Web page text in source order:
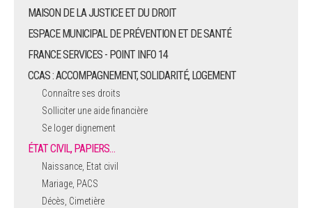
MAISON DE LA JUSTICE ET DU DROIT
ESPACE MUNICIPAL DE PRÉVENTION ET DE SANTÉ
FRANCE SERVICES - POINT INFO 14
CCAS : ACCOMPAGNEMENT, SOLIDARITÉ, LOGEMENT
Connaître ses droits
Solliciter une aide financière
Se loger dignement
ÉTAT CIVIL, PAPIERS…
Naissance, Etat civil
Mariage, PACS
Décès, Cimetière